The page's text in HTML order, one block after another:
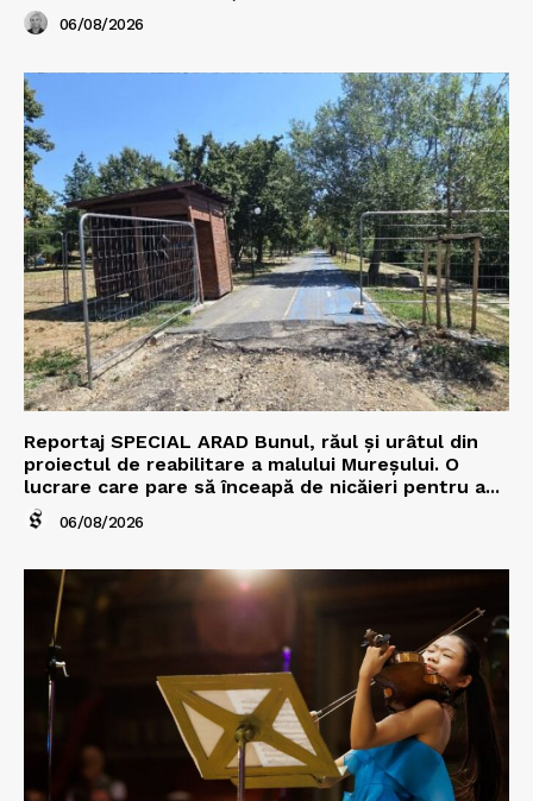
06/08/2026
Reportaj SPECIAL ARAD Bunul, răul și urâtul din
proiectul de reabilitare a malului Mureșului. O
lucrare care pare să înceapă de nicăieri pentru a...
06/08/2026